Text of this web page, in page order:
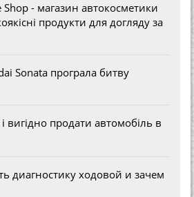
Shop - магазин автокосметики
продукти для догляду за
Sonata програла битву
вигідно продати автомобіль в
диагностику ходовой и зачем